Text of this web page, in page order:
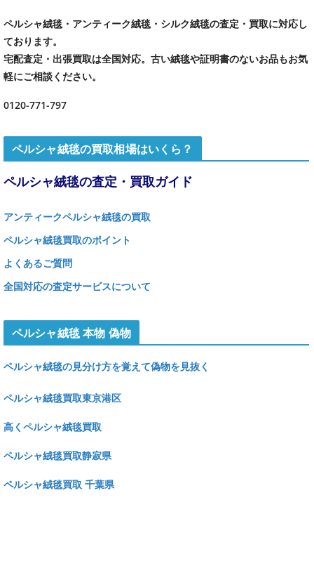
ペルシャ絨毯・アンティーク絨毯・シルク絨毯の査定・買取に対応し
ております。
宅配査定・出張買取は全国対応。古い絨毯や証明書のないお品もお気
軽にご相談ください。
0120-771-797
ペルシャ絨毯の買取相場はいくら？
ペルシャ絨毯の査定・買取ガイド
アンティークペルシャ絨毯の買取
ペルシャ絨毯買取のポイント
よくあるご質問
全国対応の査定サービスについて
ペルシャ絨毯 本物 偽物
ペルシャ絨毯の見分け方を覚えて偽物を見抜く
ペルシャ絨毯買取東京港区
高くペルシャ絨毯買取
ペルシャ絨毯買取静寂県
ペルシャ絨毯買取 千葉県